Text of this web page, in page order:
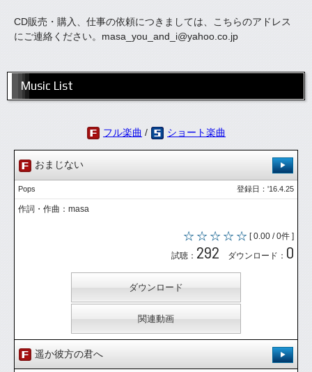
CD販売・購入、仕事の依頼につきましては、こちらのアドレス
にご連絡ください。masa_you_and_i@yahoo.co.jp
Music List
フル楽曲 / ショート楽曲
おまじない
登録日：'16.4.25
Pops
作詞・作曲：masa
[ 0.00 / 0件 ]
試聴： 292 ダウンロード： 0
ダウンロード
関連動画
遥か彼方の君へ